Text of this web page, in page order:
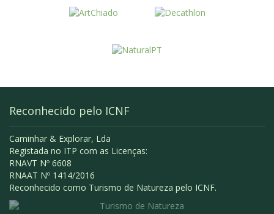
Reconhecido pelo ICNF
Caminhar & Explorar, Lda
Registada no ITP com as Licenças:
RNAVT Nº 6608
RNAAT Nº 1414/2016
Reconhecido como Turismo de Natureza pelo ICNF.